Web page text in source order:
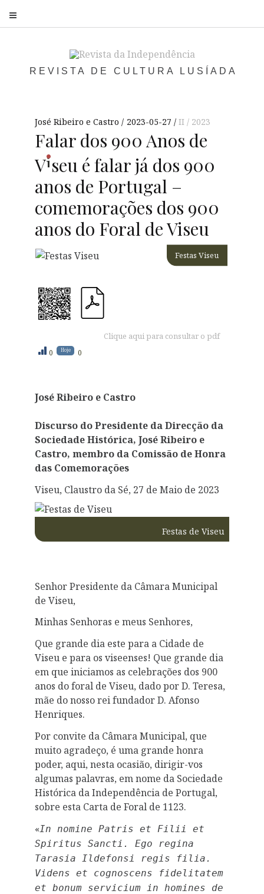
REVISTA DE CULTURA LUSÍADA
José Ribeiro e Castro 2023-05-27 II / 2023
Falar dos 900 Anos de
Viseu é falar já dos 900
anos de Portugal –
comemorações dos 900
anos do Foral de Viseu
Festas Viseu
Clique aqui para consultar o pdf
0 Hoje 0
José Ribeiro e Castro
Discurso do Presidente da Direcção da
Sociedade Histórica, José Ribeiro e
Castro, membro da Comissão de Honra
das Comemorações
Viseu, Claustro da Sé, 27 de Maio de 2023
Festas de Viseu
Senhor Presidente da Câmara Municipal
de Viseu,
Minhas Senhoras e meus Senhores,
Que grande dia este para a Cidade de
Viseu e para os viseenses! Que grande dia
em que iniciamos as celebrações dos 900
anos do foral de Viseu, dado por D. Teresa,
mãe do nosso rei fundador D. Afonso
Henriques.
Por convite da Câmara Municipal, que
muito agradeço, é uma grande honra
poder, aqui, nesta ocasião, dirigir-vos
algumas palavras, em nome da Sociedade
Histórica da Independência de Portugal,
sobre esta Carta de Foral de 1123.
«In nomine Patris et Filii et
Spiritus Sancti. Ego regina
Tarasia Ildefonsi regis filia.
Videns et cognoscens fidelitatem
et bonum servicium in homines de